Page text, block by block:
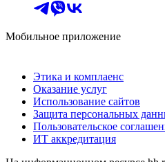
Мобильное приложение
Этика и комплаенс
Оказание услуг
Использование сайтов
Защита персональных
Пользовательское
ИТ аккредитация